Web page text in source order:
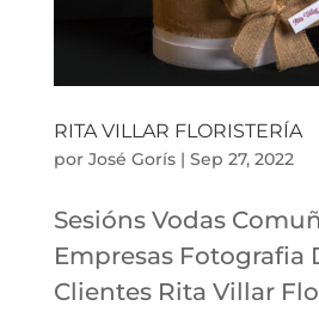
RITA VILLAR FLORISTERÍA
por José Gorís| Sep 27, 2022
Sesións Vodas
Empresas Fotografia
Clientes Rita Villar